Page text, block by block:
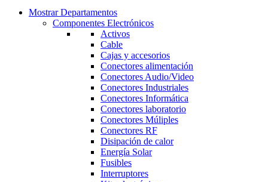
Mostrar Departamentos
Componentes Electrónicos
Activos
Cable
Cajas y accesorios
Conectores alimentación
Conectores Audio/Video
Conectores Industriales
Conectores Informática
Conectores laboratorio
Conectores Múliples
Conectores RF
Disipación de calor
Energía Solar
Fusibles
Interruptores